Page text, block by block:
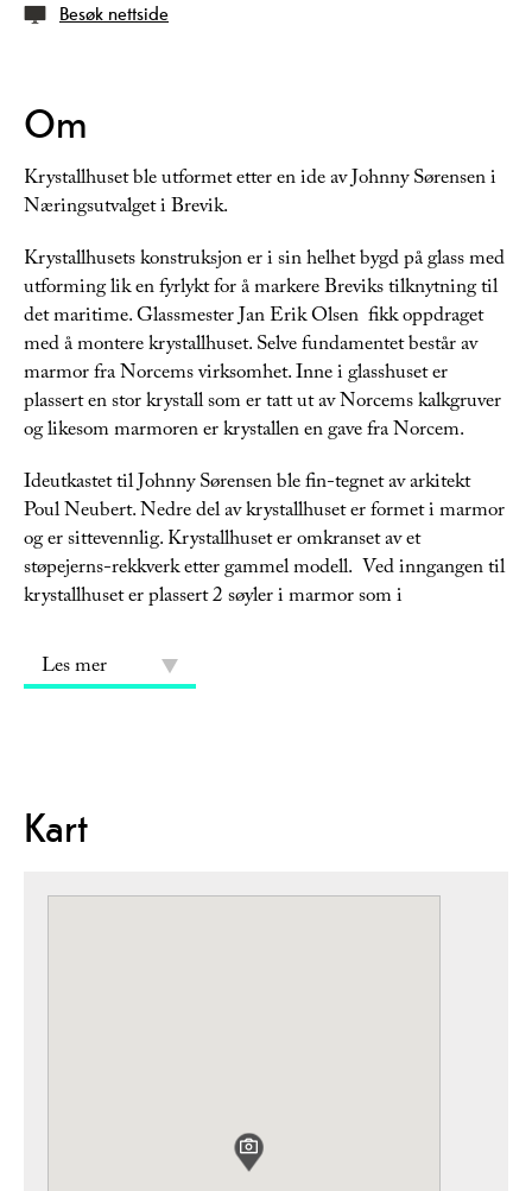
Besøk nettside
Om
Krystallhuset ble utformet etter en ide av Johnny Sørensen i
Næringsutvalget i Brevik.
Krystallhusets konstruksjon er i sin helhet bygd på glass med
utforming lik en fyrlykt for å markere Breviks tilknytning til
det maritime. Glassmester Jan Erik Olsen fikk oppdraget
med å montere krystallhuset. Selve fundamentet består av
marmor fra Norcems virksomhet. Inne i glasshuset er
plassert en stor krystall som er tatt ut av Norcems kalkgruver
og likesom marmoren er krystallen en gave fra Norcem.
Ideutkastet til Johnny Sørensen ble fin-tegnet av arkitekt
Poul Neubert. Nedre del av krystallhuset er formet i marmor
og er sittevennlig. Krystallhuset er omkranset av et
støpejerns-rekkverk etter gammel modell. Ved inngangen til
krystallhuset er plassert 2 søyler i marmor som i
Les mer
Kart